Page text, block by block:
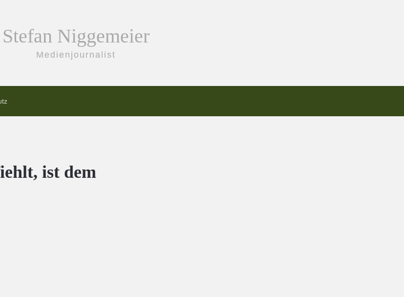
Stefan Niggemeier
Medienjournalist
ist dem